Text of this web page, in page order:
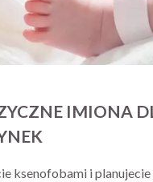
IMIONA
ksenofobami i